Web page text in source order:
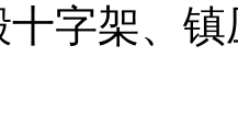
字架、